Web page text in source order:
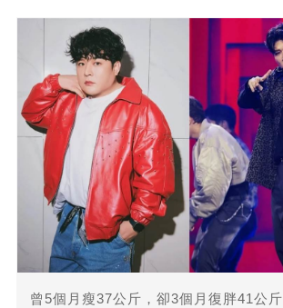
曾5個月瘦37公斤，卻3個月復胖41公斤